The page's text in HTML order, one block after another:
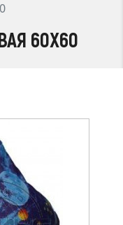
60Х60